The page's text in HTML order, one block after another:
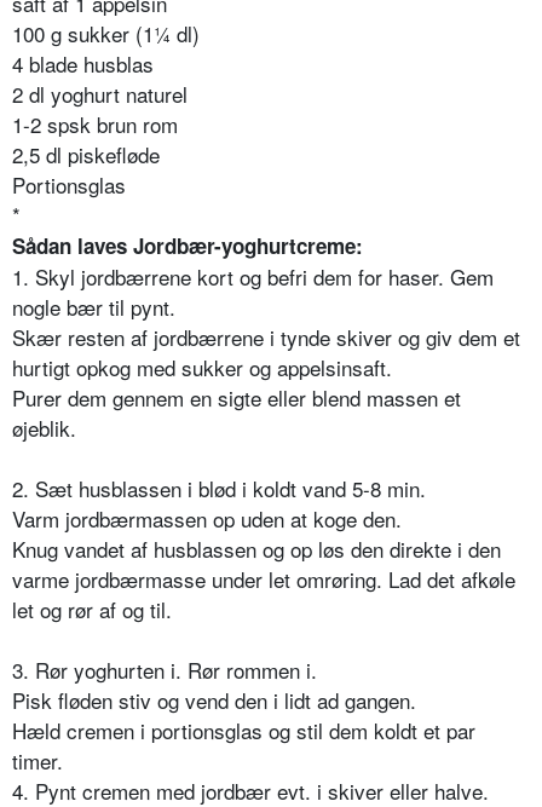
100 g sukker (1¼ dl)
4 blade husblas
2 dl yoghurt naturel
1-2 spsk brun rom
2,5 dl piskefløde
Portionsglas
*
Sådan laves Jordbær-yoghurtcreme:
1. Skyl jordbærrene kort og befri dem for haser. Gem
nogle bær til pynt.
Skær resten af jordbærrene i tynde skiver og giv dem et
hurtigt opkog med sukker og appelsinsaft.
Purer dem gennem en sigte eller blend massen et
øjeblik.
2. Sæt husblassen i blød i koldt vand 5-8 min.
Varm jordbærmassen op uden at koge den.
Knug vandet af husblassen og op løs den direkte i den
varme jordbærmasse under let omrøring. Lad det afkøle
let og rør af og til.
3. Rør yoghurten i. Rør rommen i.
Pisk fløden stiv og vend den i lidt ad gangen.
Hæld cremen i portionsglas og stil dem koldt et par
timer.
4. Pynt cremen med jordbær evt. i skiver eller halve.